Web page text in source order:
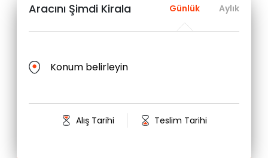
Aracını Şimdi Kirala Günlük Aylık
Konum belirleyin
Alış Tarihi Teslim Tarihi